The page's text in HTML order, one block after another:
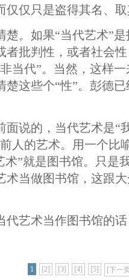
仅仅只是盗得其名、
。如果“当代艺术”是
者批判性，或者社会
当代”。当然，这样
楚这些个“性”。彭德
说的，当代艺术是“
人的艺术。用一个比
术”就是图书馆。只是
术当做图书馆，这跟
艺术当作图书馆的话
1 [2] [3] [4] [5] [下一